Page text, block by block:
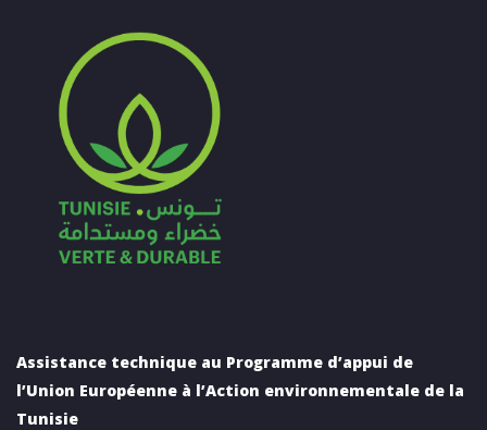
Assistance technique au Programme d’appui de
l’Union Européenne à l’Action environnementale de la
Tunisie